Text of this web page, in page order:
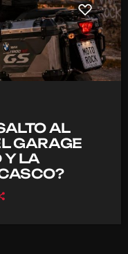
AL
GARAGE
Y LA